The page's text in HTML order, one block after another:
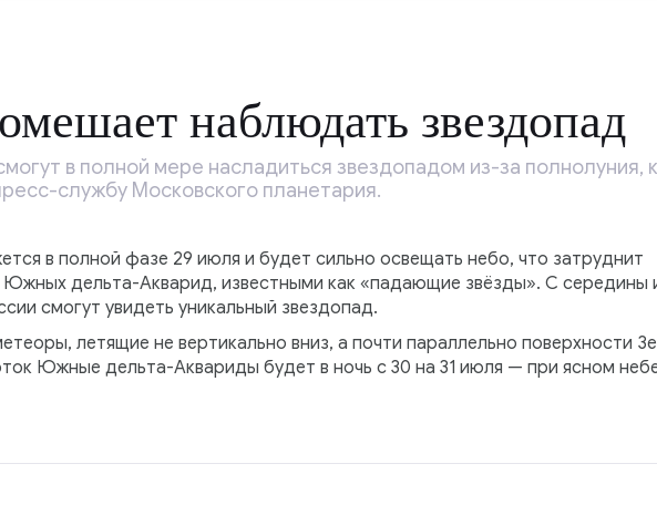
наблюдать звездопад
в полной мере насладиться звездопадом из-за полнолуния,
службу Московского планетария.
в полной фазе 29 июля и будет сильно освещать небо, что затруднит
дельта-Акварид, известными как «падающие звёзды». С середины
смогут увидеть уникальный звездопад.
летящие не вертикально вниз, а почти параллельно поверхности
Южные дельта-Аквариды будет в ночь с 30 на 31 июля — при ясном